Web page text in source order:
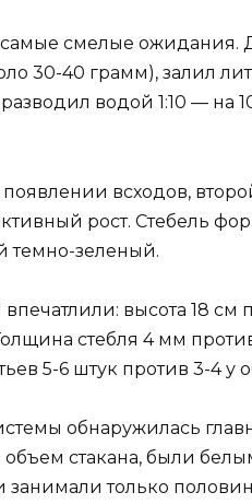
смелые ожидания.
30-40 грамм), залил
водой 1:10 — на
всходов,
рост. Стебель
темно-зеленый.
высота 18 см
стебля 4 мм
5-6 штук против 3-4 у
обнаружилась
объем стакана, были
только